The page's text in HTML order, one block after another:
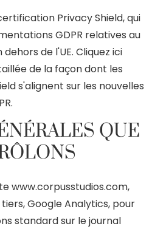
Privacy Shield, qui
GDPR relatives au
de l'UE. Cliquez ici
de la façon dont les
s'alignent sur les nouvelles
QUE
www.corpusstudios.com,
Google Analytics, pour
standard sur le journal